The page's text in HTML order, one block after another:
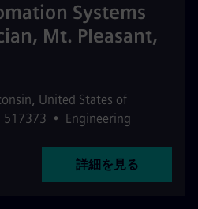
Systems
Mt. Pleasant,
, United States of
517373 • Engineering
詳細を見る